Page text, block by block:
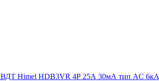
ВДТ Himel HDB3VR 4Р 25А 30мА тип AC 6кА